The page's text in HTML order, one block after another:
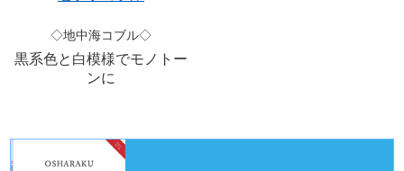
◇地中海コブル◇
黒系色と白模様でモノトー
ンに